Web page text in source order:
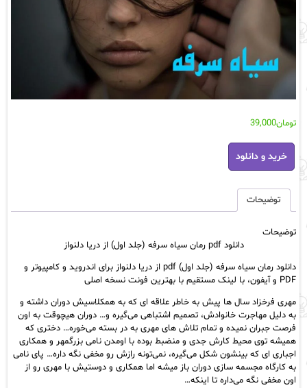
تومان39,000
دانلود
pdf
رمان
سرفه
(جلد
از
دلنواز
عدد
خرید و دانلود
توضیحات
توضیحات
دانلود pdf رمان سیاه سرفه (جلد اول) از دریا دلنواز
دانلود رمان سیاه سرفه (جلد اول) pdf از دریا دلنواز برای اندروید و کامپیوتر و
PDF و آیفون، با لینک مستقیم با بهترین فونت نسخه اصلی
مهری فرخزاد سال ها پیش به خاطر علاقه ای که به همکلاسیش دوران داشته و
به دلیل مهاجرت خانوادش، تصمیم اشتباهی می‌گیره و… دوران هیچوقت به اون
فرصت جبران نمیده و تمام تلاش های مهری به در بسته می‌خوره… دختری که
همیشه توی محیط کارش جدی و منضبط بوده با اومدن نامی بزرگمهر و همکاری
اجباری ای که بینشون شکل می‌گیره، نمی‌تونه رازش رو مخفی نگه داره… پای نامی
به کارگاه مجسمه سازی دوران باز میشه اما همکاری و دوستیش با مهری رو از
اون مخفی نگه می‌داره تا اینکه…